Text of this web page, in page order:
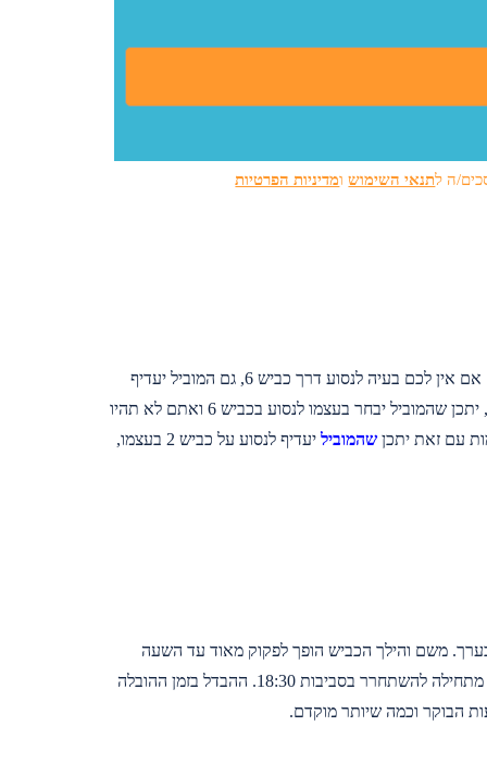
ה לתנאי השימושומדיניות הפרטיות
יתכן שהמוביל ישאל אתכם מאיפה אתם מעוניינים לנסוע אם אתם מתכננים לנסוע אחריו. אם אין לכם בעיה לנסוע דרך כביש 6, גם המוביל יעדיף
זאת, אך בסופו של דבר השיקול יהיה שלכם. אם יש מישהו בדירת היעד שמחכה למובילים, יתכן שהמוביל יבחר בעצמו לנסוע בכביש 6 ואתם לא תהיו
שהמוביל
יעדיף לנסוע על כביש 2 בעצמו,
בדרך כלל פנוי בשעות הבוקר, עד השעה 12:00 בצהריים בערך. משם והילך הכביש הופך לפקוק מאוד עד השעה
19:30. לעומת זאת הדרך בכביש 6 עשויה גם להיות פקוקה מעט לאורך הצהריים, אך היא מתחילה להשתחרר בסביבות 18:30. ההבדל בזמן ההובלה
הבוקר וכמה שיותר מוקדם.